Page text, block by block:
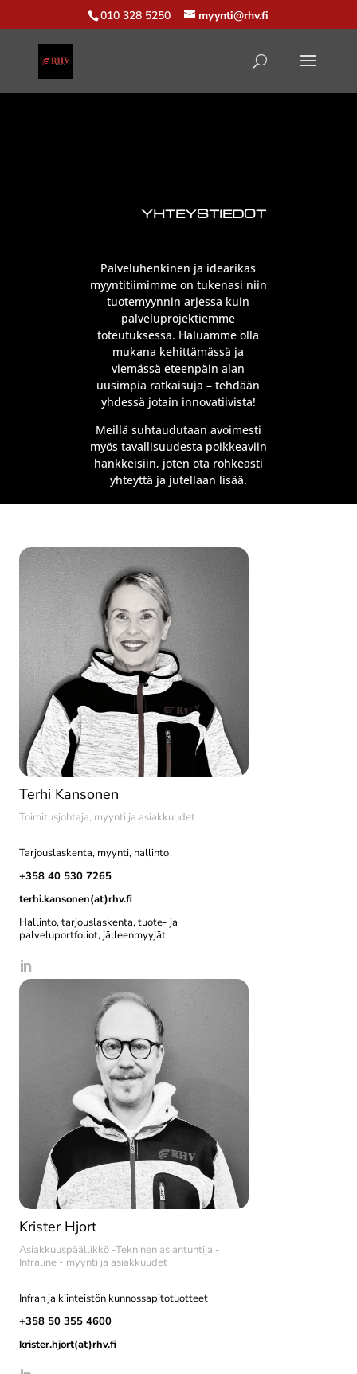
010 328 5250 myynti@rhv.fi
YHTEYSTIEDOT
Palveluhenkinen ja idearikas
myyntitiimimme on tukenasi niin
tuotemyynnin arjessa kuin
palveluprojektiemme
toteutuksessa. Haluamme olla
mukana kehittämässä ja
viemässä eteenpäin alan
uusimpia ratkaisuja – tehdään
yhdessä jotain innovatiivista!
Meillä suhtaudutaan avoimesti
myös tavallisuudesta poikkeaviin
hankkeisiin, joten ota rohkeasti
yhteyttä ja jutellaan lisää.
Terhi Kansonen
Toimitusjohtaja, myynti ja asiakkuudet
Tarjouslaskenta, myynti, hallinto
+358 40 530 7265
terhi.kansonen(at)rhv.fi
Hallinto, tarjouslaskenta, tuote- ja
palveluportfoliot, jälleenmyyjät
Krister Hjort
Asiakkuuspäällikkö -Tekninen asiantuntija -
Infraline - myynti ja asiakkuudet
Infran ja kiinteistön kunnossapitotuotteet
+358 50 355 4600
krister.hjort(at)rhv.fi